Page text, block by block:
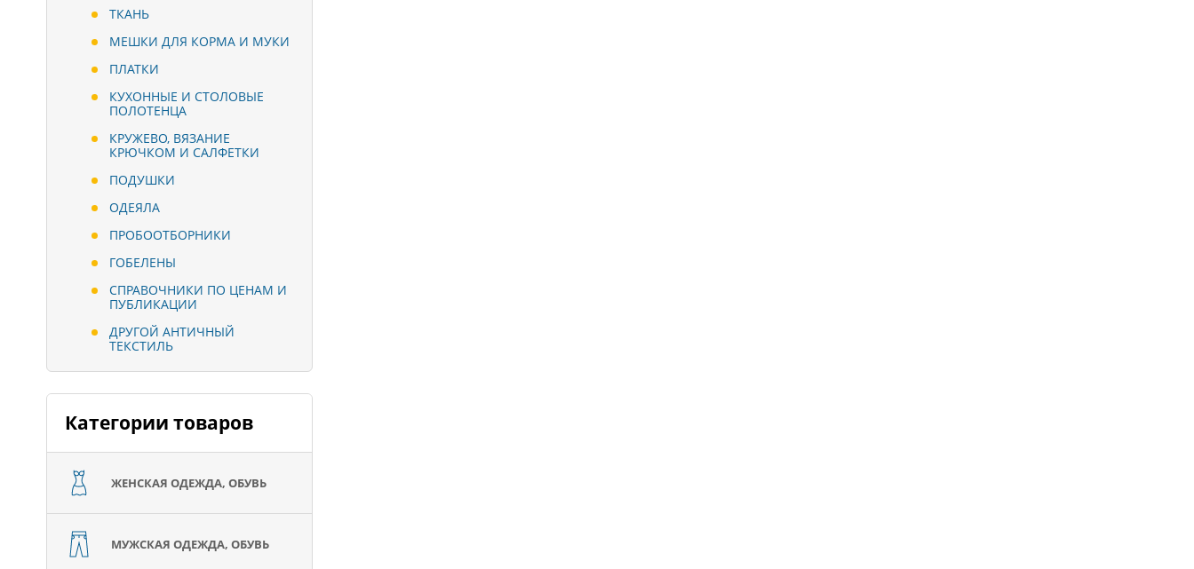
ТКАНЬ
МЕШКИ ДЛЯ КОРМА И МУКИ
ПЛАТКИ
КУХОННЫЕ И СТОЛОВЫЕ
ПОЛОТЕНЦА
КРУЖЕВО, ВЯЗАНИЕ
КРЮЧКОМ И САЛФЕТКИ
ПОДУШКИ
ОДЕЯЛА
ПРОБООТБОРНИКИ
ГОБЕЛЕНЫ
СПРАВОЧНИКИ ПО ЦЕНАМ И
ПУБЛИКАЦИИ
ДРУГОЙ АНТИЧНЫЙ
ТЕКСТИЛЬ
Категории товаров
ЖЕНСКАЯ ОДЕЖДА, ОБУВЬ
МУЖСКАЯ ОДЕЖДА, ОБУВЬ